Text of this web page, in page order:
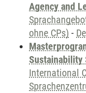
Agency and
ohne CPs) -
Sustainability
International